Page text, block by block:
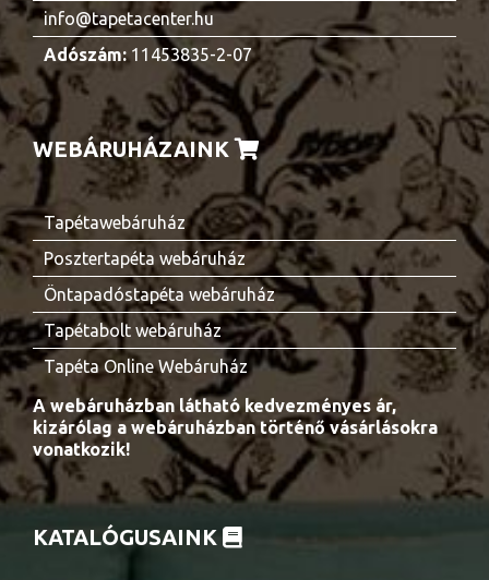
info@tapetacenter.hu
Adószám:11453835-2-07
WEBÁRUHÁZAINK
Tapétawebáruház
Posztertapéta webáruház
Öntapadóstapéta webáruház
Tapétabolt webáruház
Tapéta Online Webáruház
A webáruházban látható kedvezményes ár,
kizárólag a webáruházban történő vásárlásokra
vonatkozik!
KATALÓGUSAINK